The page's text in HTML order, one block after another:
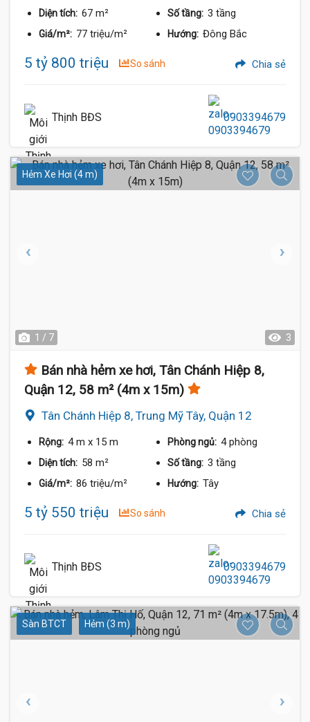
Diện tích: 67 m² Số tầng: 3 tầng
Giá/m²: 77 triệu/m² Hướng: Đông Bắc
5 tỷ 800 triệu So sánh Chia sẻ
Thịnh BĐS 0903394679
Hẻm Xe Hơi (4 m)
1 / 7 3
Bán nhà hẻm xe hơi, Tân Chánh Hiệp 8,
Quận 12, 58 m² (4m x 15m)
Tân Chánh Hiệp 8, Trung Mỹ Tây, Quận 12
Rộng: 4 m x 15 m Phòng ngủ: 4 phòng
Diện tích: 58 m² Số tầng: 3 tầng
Giá/m²: 86 triệu/m² Hướng: Tây
5 tỷ 550 triệu So sánh Chia sẻ
Thịnh BĐS 0903394679
Sàn BTCT Hẻm (3 m)